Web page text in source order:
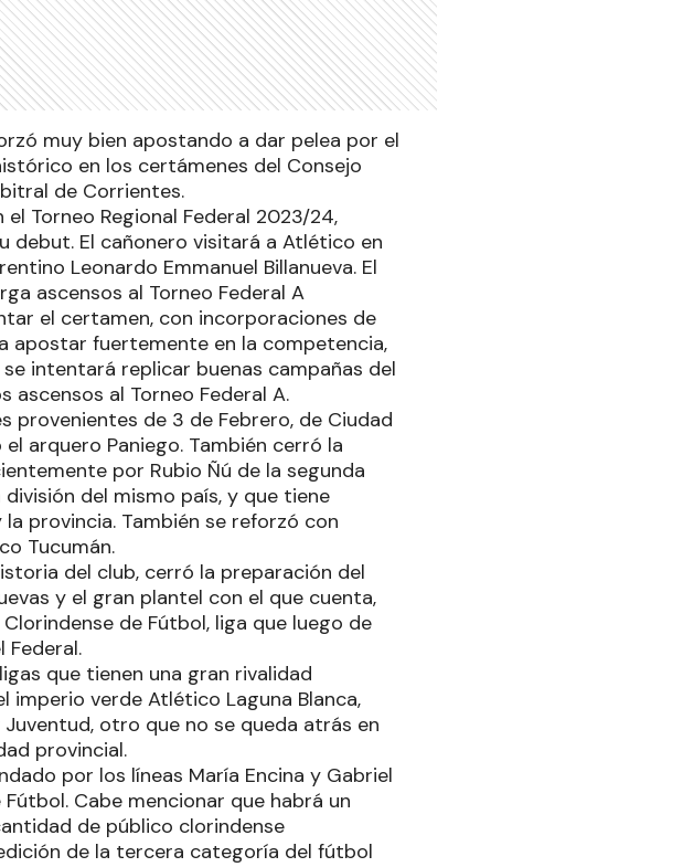
muy bien apostando a dar pelea por el
en los certámenes del Consejo
de Corrientes.
Torneo Regional Federal 2023/24,
debut. El cañonero visitará a Atlético en
Leonardo Emmanuel Billanueva. El
ascensos al Torneo Federal A
el certamen, con incorporaciones de
apostar fuertemente en la competencia,
intentará replicar buenas campañas del
ascensos al Torneo Federal A.
provenientes de 3 de Febrero, de Ciudad
arquero Paniego. También cerró la
por Rubio Ñú de la segunda
del mismo país, y que tiene
provincia. También se reforzó con
Tucumán.
del club, cerró la preparación del
y el gran plantel con el que cuenta,
de Fútbol, liga que luego de
Federal.
que tienen una gran rivalidad
imperio verde Atlético Laguna Blanca,
otro que no se queda atrás en
provincial.
por los líneas María Encina y Gabriel
Cabe mencionar que habrá un
de público clorindense
de la tercera categoría del fútbol